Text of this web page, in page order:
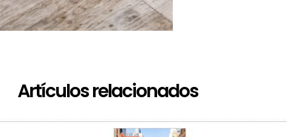
Artículos relacionados